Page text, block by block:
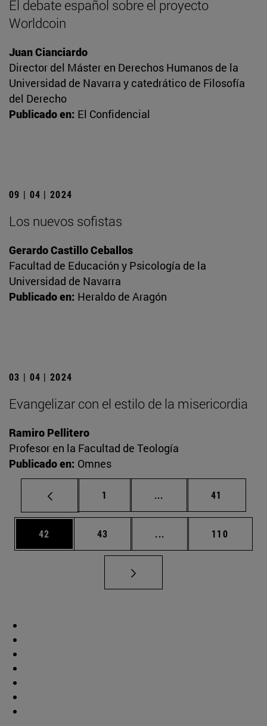
El debate español sobre el proyecto
Worldcoin
Juan Cianciardo
Director del Máster en Derechos Humanos de la
Universidad de Navarra y catedrático de Filosofía
del Derecho
Publicado en: El Confidencial
09 | 04 | 2024
Los nuevos sofistas
Gerardo Castillo Ceballos
Facultad de Educación y Psicología de la
Universidad de Navarra
Publicado en: Heraldo de Aragón
03 | 04 | 2024
Evangelizar con el estilo de la misericordia
Ramiro Pellitero
Profesor en la Facultad de Teología
Publicado en: Omnes
Página
1 ... Páginas intermedias
Página
41
Página
42 Página
43 ... Páginas intermedias
Página
110